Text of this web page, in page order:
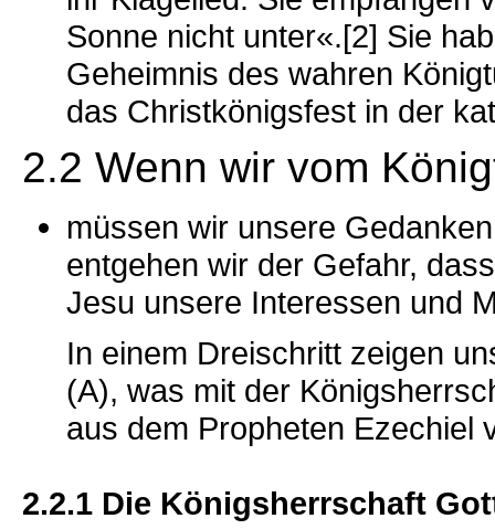
Sonne nicht unter«.[2] Sie
Geheimnis des wahren
das Christkönigsfest in der
2.2 Wenn wir vom
müssen wir unsere
entgehen wir der Gefahr,
Jesu unsere Interessen und
In einem Dreischritt zeigen
(A), was mit der
aus dem Propheten Ezechiel
2.2.1 Die Königsherrschaft